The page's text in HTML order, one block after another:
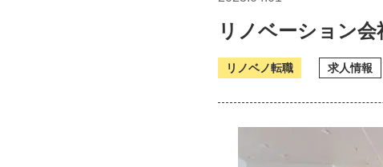
リノベーション
リノベノ転職 求人情報